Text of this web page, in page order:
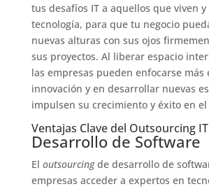
tus desafíos IT a aquellos que viven
tecnología, para que tu negocio
nuevas alturas con sus ojos
sus proyectos. Al liberar espacio
las empresas pueden enfocarse más
innovación y en desarrollar nuevas
impulsen su crecimiento y éxito en el
Ventajas Clave del Outsourcing IT
Desarrollo de Software
El outsourcingde desarrollo de
empresas acceder a expertos en